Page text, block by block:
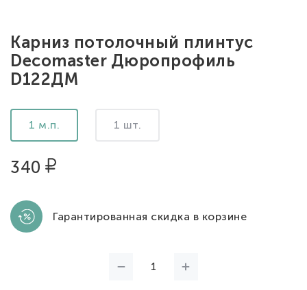
Карниз потолочный плинтус
Decomaster Дюропрофиль
D122ДМ
1 м.п. 1 шт.
340
Гарантированная скидка в корзине